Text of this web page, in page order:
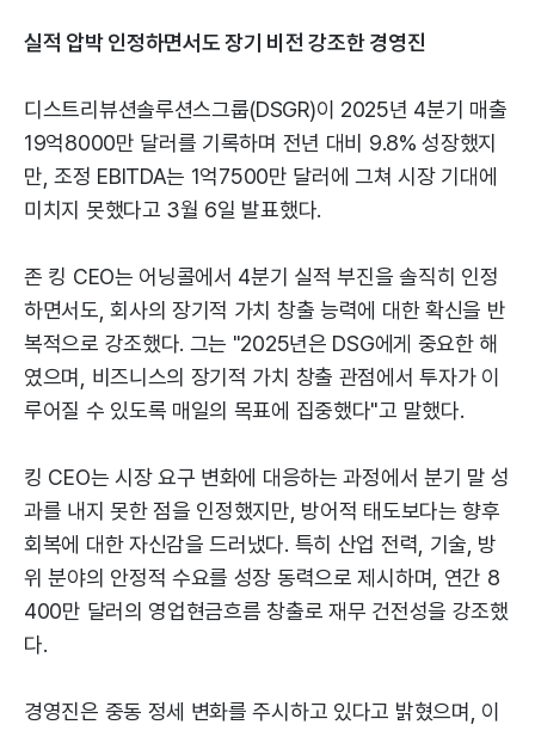
실적 압박 인정하면서도 장기 비전 강조한 경영진
디스트리뷰션솔루션스그룹(DSGR)이 2025년 4분기 매출
19억8000만 달러를 기록하며 전년 대비 9.8% 성장했지
만, 조정 EBITDA는 1억7500만 달러에 그쳐 시장 기대에
미치지 못했다고 3월 6일 발표했다.
존 킹 CEO는 어닝콜에서 4분기 실적 부진을 솔직히 인정
하면서도, 회사의 장기적 가치 창출 능력에 대한 확신을 반
복적으로 강조했다. 그는 "2025년은 DSG에게 중요한 해
였으며, 비즈니스의 장기적 가치 창출 관점에서 투자가 이
루어질 수 있도록 매일의 목표에 집중했다"고 말했다.
킹 CEO는 시장 요구 변화에 대응하는 과정에서 분기 말 성
과를 내지 못한 점을 인정했지만, 방어적 태도보다는 향후
회복에 대한 자신감을 드러냈다. 특히 산업 전력, 기술, 방
위 분야의 안정적 수요를 성장 동력으로 제시하며, 연간 8
400만 달러의 영업현금흐름 창출로 재무 건전성을 강조했
다.
경영진은 중동 정세 변화를 주시하고 있다고 밝혔으며, 이